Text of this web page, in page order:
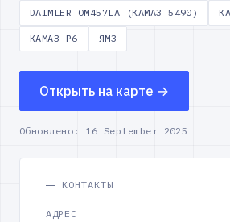
DAIMLER OM457LA (КАМАЗ 5490)
КАМАЗ Р6 ЯМЗ
Открыть на карте →
Обновлено: 16 September 2025
КОНТАКТЫ
АДРЕС